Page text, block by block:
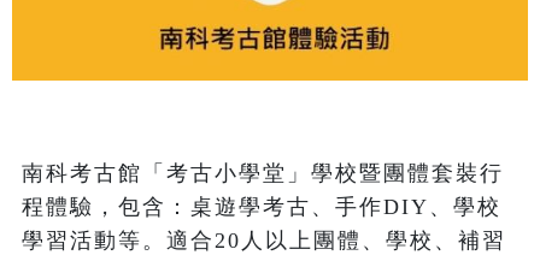
南科考古館「考古小學堂」學校暨團體套裝行
程體驗，包含：桌遊學考古、手作DIY、學校
學習活動等。適合20人以上團體、學校、補習